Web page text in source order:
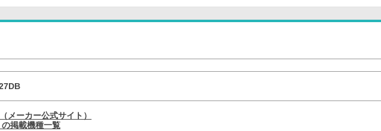
メーカー公式サイト）
掲載機種一覧